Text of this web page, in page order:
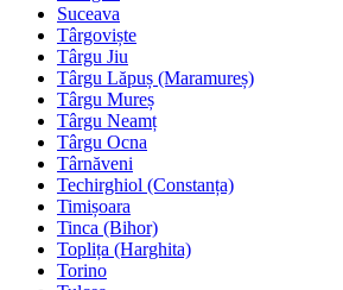
Suceava
Târgoviște
Târgu Jiu
Târgu Lăpuș (Maramureș)
Târgu Mureș
Târgu Neamț
Târgu Ocna
Târnăveni
Techirghiol (Constanța)
Timișoara
Tinca (Bihor)
Toplița (Harghita)
Torino